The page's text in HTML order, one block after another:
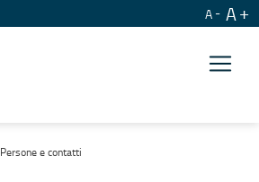
A A
Persone e contatti